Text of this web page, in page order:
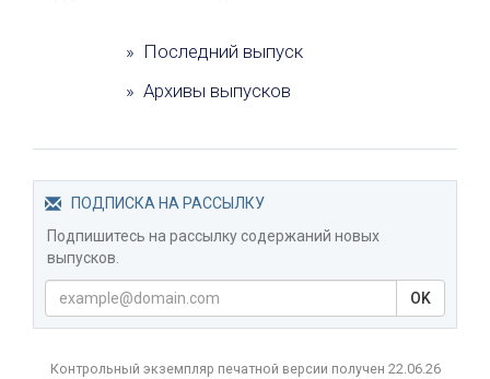
» Последний выпуск
» Архивы выпусков
ПОДПИСКА НА РАССЫЛКУ
Подпишитесь на рассылку содержаний новых
выпусков.
OK
Контрольный экземпляр печатной версии получен 22.06.26